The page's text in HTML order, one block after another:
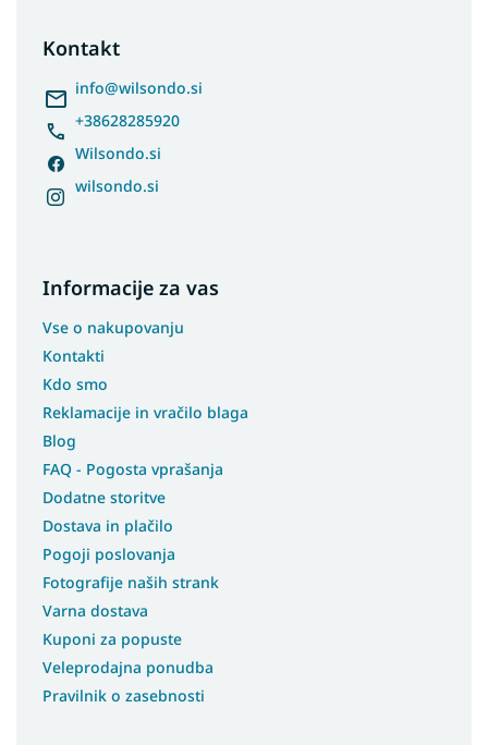
Kontakt
info@wilsondo.si
+38628285920
Wilsondo.si
wilsondo.si
Informacije za vas
Vse o nakupovanju
Kontakti
Kdo smo
Reklamacije in vračilo blaga
Blog
FAQ - Pogosta vprašanja
Dodatne storitve
Dostava in plačilo
Pogoji poslovanja
Fotografije naših strank
Varna dostava
Kuponi za popuste
Veleprodajna ponudba
Pravilnik o zasebnosti